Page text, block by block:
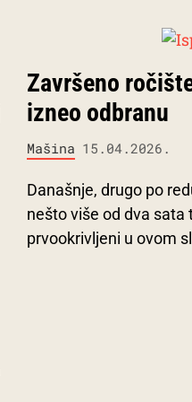
Završeno
izneo odbranu
Mašina 15.04.2026.
Današnje, drugo po
nešto više od dva
prvookrivljeni u ovom